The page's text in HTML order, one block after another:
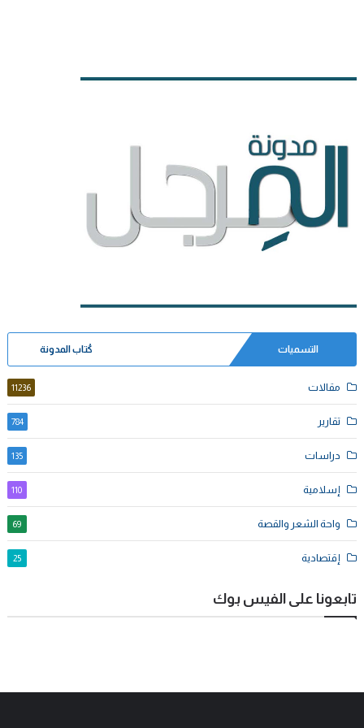
التسميات كُتاب المدونة
مقالات 11236
تقارير 784
دراسات 135
إسلامية 110
واحة الشعر والقصة 69
إقتصادية 25
تابعونا على الفيس بوك